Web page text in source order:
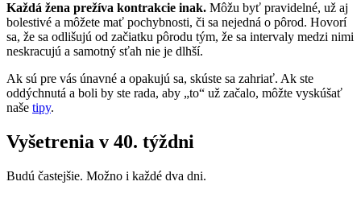
Každá žena prežíva kontrakcie inak. Môžu byť pravidelné, už aj
bolestivé a môžete mať pochybnosti, či sa nejedná o pôrod. Hovorí
sa, že sa odlišujú od začiatku pôrodu tým, že sa intervaly medzi nimi
neskracujú a samotný sťah nie je dlhší.
Ak sú pre vás únavné a opakujú sa, skúste sa zahriať. Ak ste
oddýchnutá a boli by ste rada, aby „to“ už začalo, môžte vyskúšať
naše tipy.
Vyšetrenia v 40. týždni
Budú častejšie. Možno i každé dva dni.